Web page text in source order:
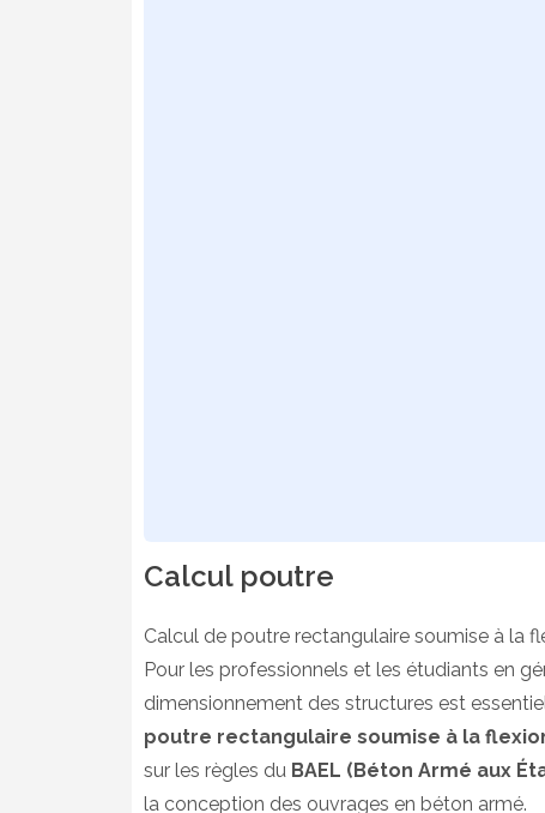
Calcul poutre
Calcul de poutre rectangulaire soumise à la
Pour les professionnels et les étudiants en
dimensionnement des structures est
poutre rectangulaire soumise à la
sur les règles du BAEL (Béton Armé aux
la conception des ouvrages en béton armé.